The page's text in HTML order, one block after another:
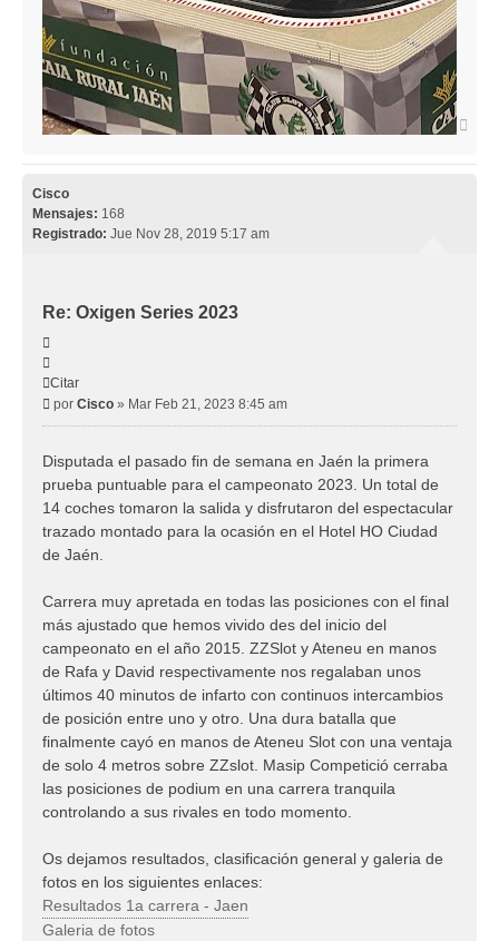
Cisco
Mensajes: 168
Registrado: Jue Nov 28, 2019 5:17 am
Re: Oxigen Series 2023
Citar
Mensaje
por Cisco » Mar Feb 21, 2023 8:45 am
Disputada el pasado fin de semana en Jaén la primera
prueba puntuable para el campeonato 2023. Un total de
14 coches tomaron la salida y disfrutaron del espectacular
trazado montado para la ocasión en el Hotel HO Ciudad
de Jaén.
Carrera muy apretada en todas las posiciones con el final
más ajustado que hemos vivido des del inicio del
campeonato en el año 2015. ZZSlot y Ateneu en manos
de Rafa y David respectivamente nos regalaban unos
últimos 40 minutos de infarto con continuos intercambios
de posición entre uno y otro. Una dura batalla que
finalmente cayó en manos de Ateneu Slot con una ventaja
de solo 4 metros sobre ZZslot. Masip Competició cerraba
las posiciones de podium en una carrera tranquila
controlando a sus rivales en todo momento.
Os dejamos resultados, clasificación general y galeria de
fotos en los siguientes enlaces:
Resultados 1a carrera - Jaen
Galeria de fotos